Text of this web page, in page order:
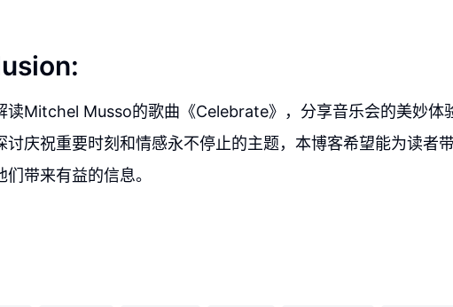
读Mitchel Musso的歌曲《Celebrate》，分享音乐会的美妙体
讨庆祝重要时刻和情感永不停止的主题，本博客希望能为读者
带来有益的信息。